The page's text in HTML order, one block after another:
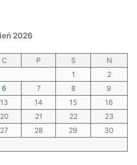
2026
C P S
N
1
2
6 7 8
9
13 14 15
16
20 21 22
23
27 28 29
30